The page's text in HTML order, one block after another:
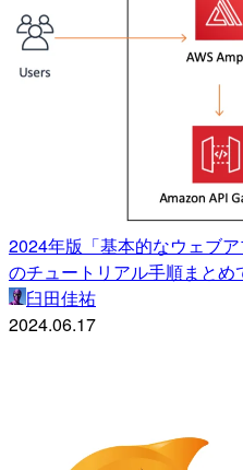
2024年版「基本的なウェブ
のチュートリアル手順まと
臼田佳祐
2024.06.17